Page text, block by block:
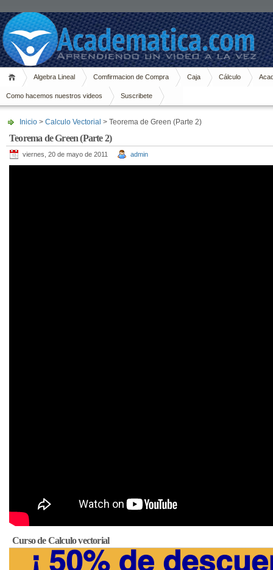
Algebra Lineal Comfirmacion de Compra Caja Cálculo
Como hacemos nuestros videos Suscribete
Inicio > Calculo Vectorial > Teorema de Green (Parte 2)
Teorema de Green (Parte 2)
viernes, 20 de mayo de 2011 admin
Curso de Calculo vectorial